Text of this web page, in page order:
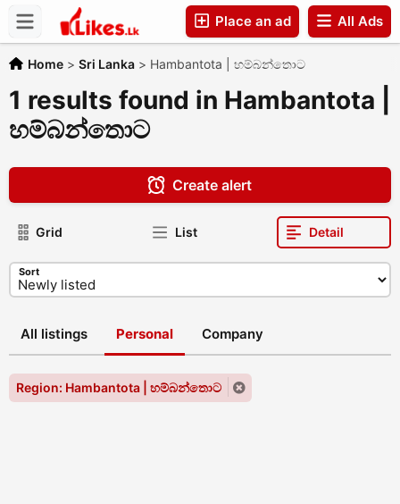
All Ads
Place an ad
Companies
Home > Sri Lanka > Hambantota | හම්බන්තොට
1 results found in Hambantota |
හම්බන්තොට
Create alert
Grid List Detail
Sort
All listings Personal Company
Region: Hambantota | හම්බන්තොට